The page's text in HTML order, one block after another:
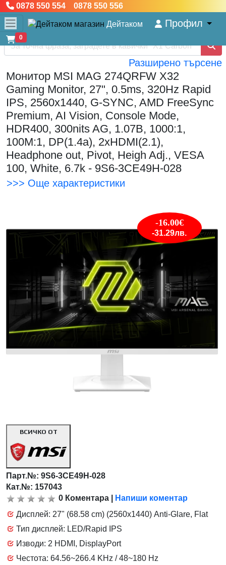
0878 550 554 0878 550 556
Дейтаком Профил
0
Разширено търсене
Монитор MSI MAG 274QRFW X32
Gaming Monitor, 27", 0.5ms, 320Hz Rapid
IPS, 2560x1440, G-SYNC, AMD FreeSync
Premium, AI Vision, Console Mode,
HDR400, 300nits AG, 1.07B, 1000:1,
100M:1, DP(1.4a), 2xHDMI(2.1),
Headphone out, Pivot, Heigh Adj., VESA
100, White, 6.7k - 9S6-3CE49H-028
>>> Още характеристики
-16.00€
-31.29лв.
<< Предишна
ВСИЧКО ОТ
Парт.№:9S6-3CE49H-028
Кат.№: 157043
0 Коментара
Напиши коментар
Дисплей: 27" (68.58 cm) (2560x1440) Anti-Glare, Flat
Тип дисплей: LED/Rapid IPS
Изводи: 2 HDMI, DisplayPort
Честота: 64.56~266.4 KHz / 48~180 Hz